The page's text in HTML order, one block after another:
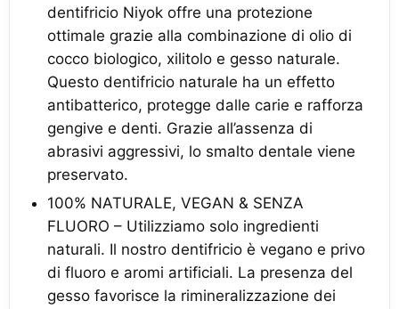
dentifricio Niyok offre una protezione
ottimale grazie alla combinazione di olio di
cocco biologico, xilitolo e gesso naturale.
Questo dentifricio naturale ha un effetto
antibatterico, protegge dalle carie e rafforza
gengive e denti. Grazie all’assenza di
abrasivi aggressivi, lo smalto dentale viene
preservato.
100% NATURALE, VEGAN & SENZA
FLUORO – Utilizziamo solo ingredienti
naturali. Il nostro dentifricio è vegano e privo
di fluoro e aromi artificiali. La presenza del
gesso favorisce la rimineralizzazione dei